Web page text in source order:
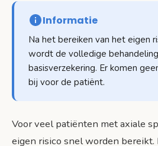
Informatie
Na het bereiken van het eigen
wordt de volledige
basisverzekering. Er komen
bij voor de patiënt.
Voor veel patiënten met axiale
eigen risico snel worden bereikt.